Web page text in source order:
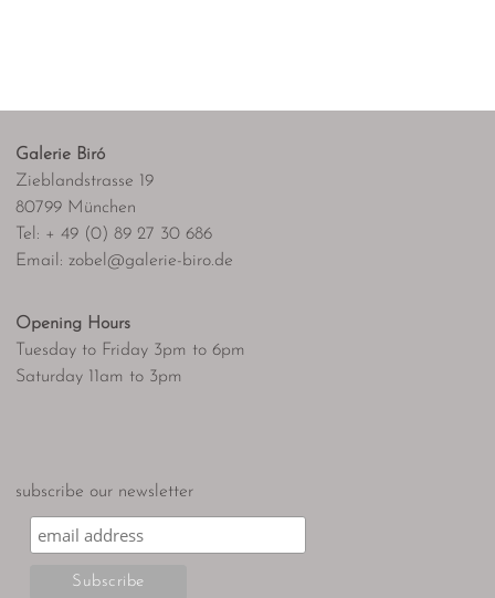
Galerie Biró
Zieblandstrasse 19
80799 München
Tel: + 49 (0) 89 27 30 686
Email: zobel@galerie-biro.de
Opening Hours
Tuesday to Friday 3pm to 6pm
Saturday 11am to 3pm
subscribe our newsletter